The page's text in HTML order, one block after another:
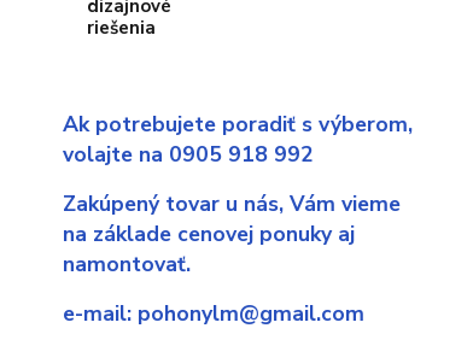
Ak potrebujete poradiť s výberom,
volajte na 0905 918 992
Zakúpený tovar u nás, Vám vieme
na základe cenovej ponuky aj
namontovať.
e-mail: pohonylm@gmail.com